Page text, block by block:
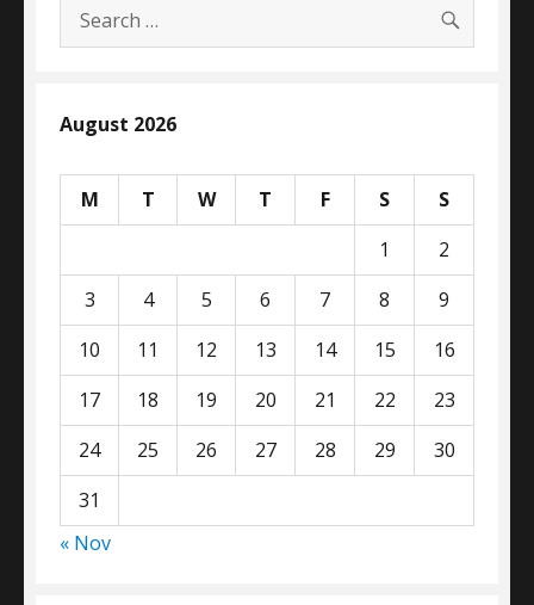
Search
for:
August 2026
M T W T F S
S
1
2
3
4 5 6 7 8
9
10
11 12 13 14 15
16
17
18 19 20 21 22
23
24
25 26 27 28 29
30
31
« Nov